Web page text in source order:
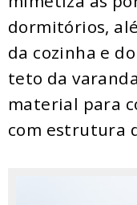
dormitórios,
da cozinha e
teto da
material para
com estrutura